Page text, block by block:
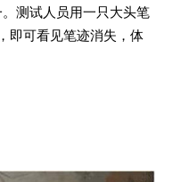
测试人员用一只大头笔
即可看见笔迹消失，体